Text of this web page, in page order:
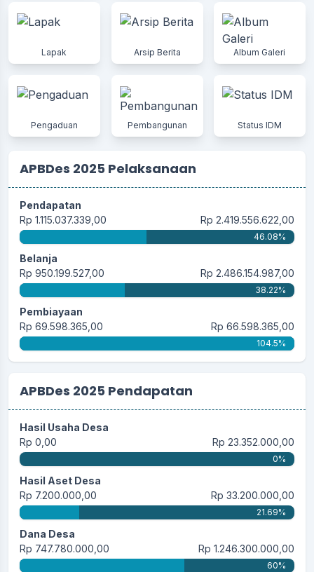
Lapak Arsip Berita Album Galeri
Pengaduan Pembangunan Status IDM
APBDes 2025 Pelaksanaan
Pendapatan
Rp 1.115.037.339,00
Rp 2.419.556.622,00
46.08%
Belanja
Rp 950.199.527,00
Rp 2.486.154.987,00
38.22%
Pembiayaan
Rp 69.598.365,00
Rp 66.598.365,00
104.5%
APBDes 2025 Pendapatan
Hasil Usaha Desa
Rp 0,00
Rp 23.352.000,00
0%
Hasil Aset Desa
Rp 7.200.000,00
Rp 33.200.000,00
21.69%
Dana Desa
Rp 747.780.000,00
Rp 1.246.300.000,00
60%